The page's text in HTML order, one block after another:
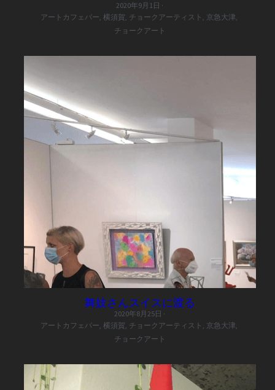
2020年9月1日 ·
アートカフェバー, 横須賀, チョークアーティスト, 京急大津,
チョークアート
舞妓さんスイスに渡る
2020年8月25日 ·
アートカフェバー, 横須賀, チョークアーティスト, 京急大津,
チョークアート